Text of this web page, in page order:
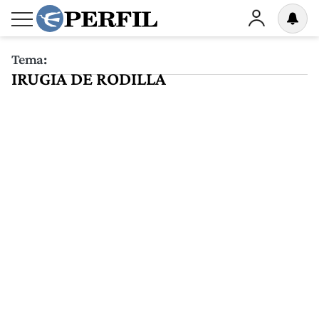
Tema:
IRUGIA DE RODILLA